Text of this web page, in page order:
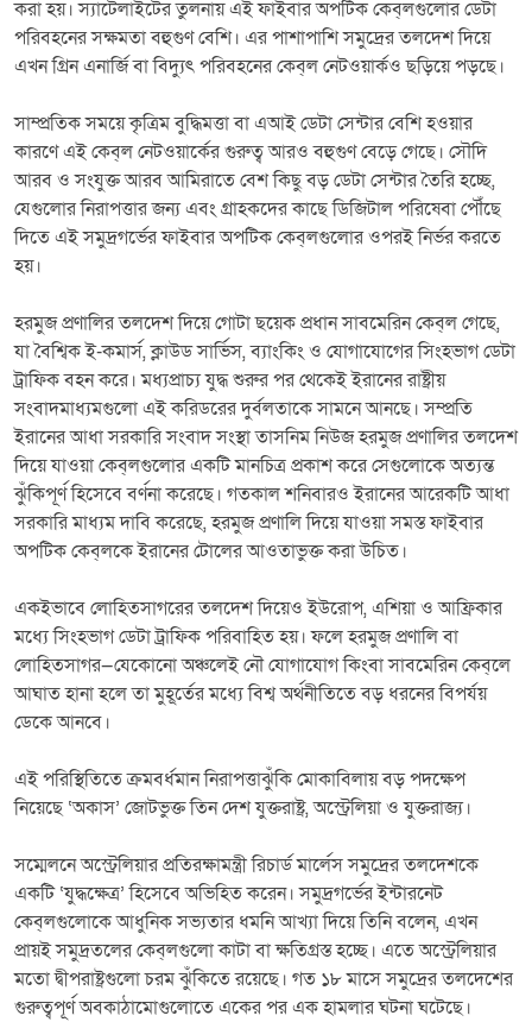
করা হয়। স্যাটেলাইটের তুলনায় এই ফাইবার অপটিক কেব্‌লগুলোর ডেটা
পরিবহনের সক্ষমতা বহুগুণ বেশি। এর পাশাপাশি সমুদ্রের তলদেশ দিয়ে
এখন গ্রিন এনার্জি বা বিদ্যুৎ পরিবহনের কেব্‌ল নেটওয়ার্কও ছড়িয়ে পড়ছে।
সাম্প্রতিক সময়ে কৃত্রিম বুদ্ধিমত্তা বা এআই ডেটা সেন্টার বেশি হওয়ার
কারণে এই কেব্‌ল নেটওয়ার্কের গুরুত্ব আরও বহুগুণ বেড়ে গেছে। সৌদি
আরব ও সংযুক্ত আরব আমিরাতে বেশ কিছু বড় ডেটা সেন্টার তৈরি হচ্ছে,
যেগুলোর নিরাপত্তার জন্য এবং গ্রাহকদের কাছে ডিজিটাল পরিষেবা পৌঁছে
দিতে এই সমুদ্রগর্ভের ফাইবার অপটিক কেব্‌লগুলোর ওপরই নির্ভর করতে
হয়।
হরমুজ প্রণালির তলদেশ দিয়ে গোটা ছয়েক প্রধান সাবমেরিন কেব্‌ল গেছে,
যা বৈশ্বিক ই-কমার্স, ক্লাউড সার্ভিস, ব্যাংকিং ও যোগাযোগের সিংহভাগ ডেটা
ট্রাফিক বহন করে। মধ্যপ্রাচ্য যুদ্ধ শুরুর পর থেকেই ইরানের রাষ্ট্রীয়
সংবাদমাধ্যমগুলো এই করিডরের দুর্বলতাকে সামনে আনছে। সম্প্রতি
ইরানের আধা সরকারি সংবাদ সংস্থা তাসনিম নিউজ হরমুজ প্রণালির তলদেশ
দিয়ে যাওয়া কেব্‌লগুলোর একটি মানচিত্র প্রকাশ করে সেগুলোকে অত্যন্ত
ঝুঁকিপূর্ণ হিসেবে বর্ণনা করেছে। গতকাল শনিবারও ইরানের আরেকটি আধা
সরকারি মাধ্যম দাবি করেছে, হরমুজ প্রণালি দিয়ে যাওয়া সমস্ত ফাইবার
অপটিক কেব্‌লকে ইরানের টোলের আওতাভুক্ত করা উচিত।
একইভাবে লোহিতসাগরের তলদেশ দিয়েও ইউরোপ, এশিয়া ও আফ্রিকার
মধ্যে সিংহভাগ ডেটা ট্রাফিক পরিবাহিত হয়। ফলে হরমুজ প্রণালি বা
লোহিতসাগর—যেকোনো অঞ্চলেই নৌ যোগাযোগ কিংবা সাবমেরিন কেব্‌লে
আঘাত হানা হলে তা মুহূর্তের মধ্যে বিশ্ব অর্থনীতিতে বড় ধরনের বিপর্যয়
ডেকে আনবে।
এই পরিস্থিতিতে ক্রমবর্ধমান নিরাপত্তাঝুঁকি মোকাবিলায় বড় পদক্ষেপ
নিয়েছে ‘অকাস’ জোটভুক্ত তিন দেশ যুক্তরাষ্ট্র, অস্ট্রেলিয়া ও যুক্তরাজ্য।
সম্মেলনে অস্ট্রেলিয়ার প্রতিরক্ষামন্ত্রী রিচার্ড মার্লেস সমুদ্রের তলদেশকে
একটি ‘যুদ্ধক্ষেত্র’ হিসেবে অভিহিত করেন। সমুদ্রগর্ভের ইন্টারনেট
কেব্‌লগুলোকে আধুনিক সভ্যতার ধমনি আখ্যা দিয়ে তিনি বলেন, এখন
প্রায়ই সমুদ্রতলের কেব্‌লগুলো কাটা বা ক্ষতিগ্রস্ত হচ্ছে। এতে অস্ট্রেলিয়ার
মতো দ্বীপরাষ্ট্রগুলো চরম ঝুঁকিতে রয়েছে। গত ১৮ মাসে সমুদ্রের তলদেশের
গুরুত্বপূর্ণ অবকাঠামোগুলোতে একের পর এক হামলার ঘটনা ঘটেছে।